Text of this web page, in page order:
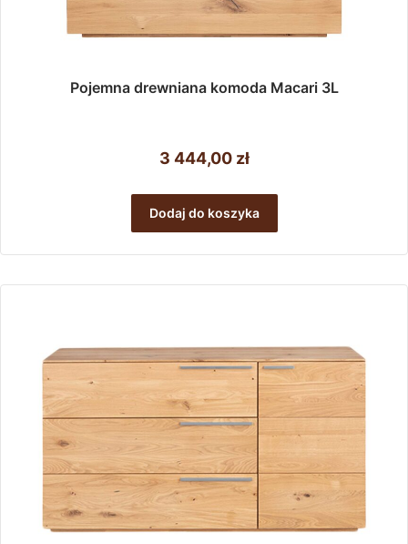
Pojemna drewniana komoda Macari 3L
3 444,00 zł
Dodaj do koszyka